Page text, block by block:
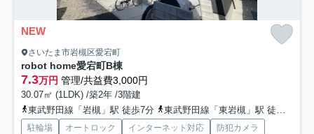
NEW
さいたま市岩槻区愛宕町
robot home愛宕町B棟
7.3万円 管理/共益費3,000円
30.07㎡ (1LDK) /築2年 /3階建
東武野田線「岩槻」駅 徒歩7分
東武野田線「東岩槻」駅 徒歩30分
駐輪場 オートロック インターネット対応
防犯カメラ